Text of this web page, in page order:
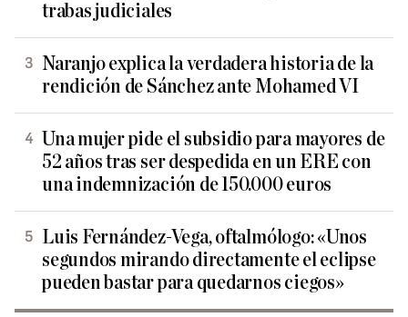
trabas judiciales
Naranjo explica la verdadera historia de la
rendición de Sánchez ante Mohamed VI
Una mujer pide el subsidio para mayores de
52 años tras ser despedida en un ERE con
una indemnización de 150.000 euros
Luis Fernández-Vega, oftalmólogo: «Unos
segundos mirando directamente el eclipse
pueden bastar para quedarnos ciegos»